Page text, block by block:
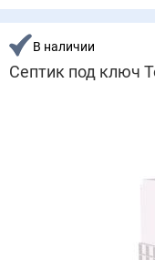
В наличии
Септик под ключ